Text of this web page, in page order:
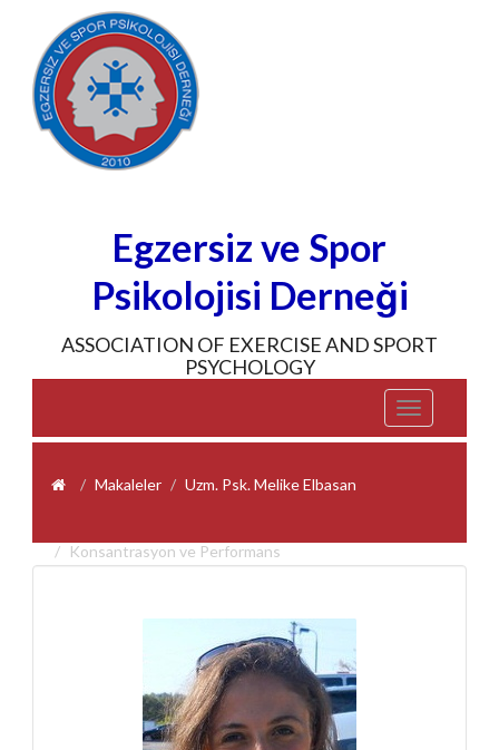
Egzersiz ve Spor
Psikolojisi Derneği
ASSOCIATION OF EXERCISE AND SPORT
PSYCHOLOGY
Toggle
navigation
Makaleler Uzm. Psk. Melike Elbasan
Konsantrasyon ve Performans